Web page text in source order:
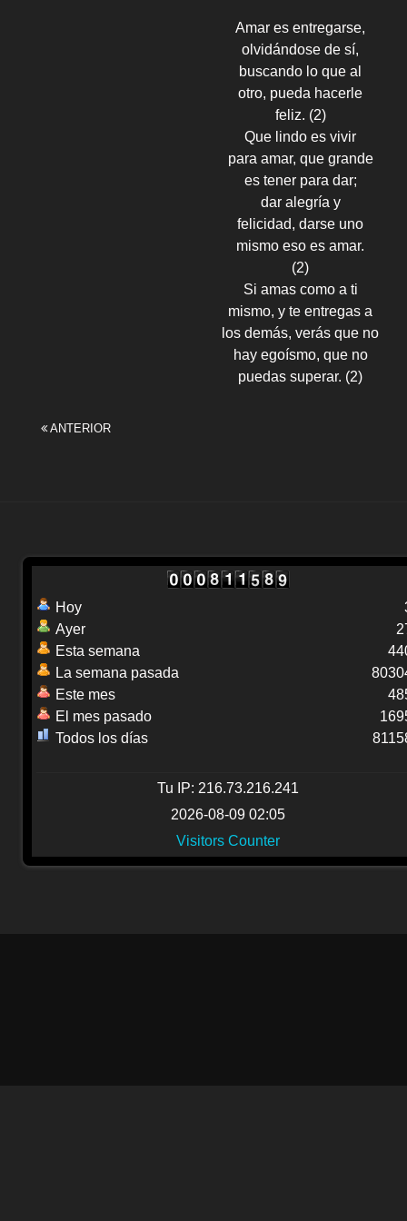
Amar es entregarse,
olvidándose de sí,
buscando lo que al
otro, pueda hacerle
feliz. (2)
Que lindo es vivir
para amar, que grande
es tener para dar;
dar alegría y
felicidad, darse uno
mismo eso es amar.
(2)
Si amas como a ti
mismo, y te entregas a
los demás, verás que no
hay egoísmo, que no
puedas superar. (2)
ANTERIOR
Hoy
Ayer
Esta semana
La semana pasada
Este mes
El mes pasado
Todos los días
Tu IP: 216.73.216.241
2026-08-09 02:05
Visitors Counter